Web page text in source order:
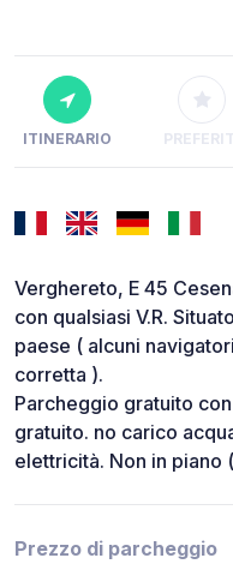
ITINERARIO
Verghereto, E 45
con qualsiasi V.R.
paese ( alcuni
corretta ).
Parcheggio gratuito
gratuito. no carico
elettricità. Non in piano
Prezzo di parcheggio